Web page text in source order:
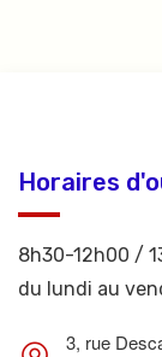
Horaires
8h30-12h00 /
du lundi au
3, rue